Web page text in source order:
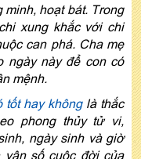
hoạt bát. Trong
xung khắc với chi
can phá. Cha mẹ
ngày này để con có
mệnh.
tốt hay khônglà thắc
phong thủy tử vi,
ngày sinh và giờ
số cuộc đời của